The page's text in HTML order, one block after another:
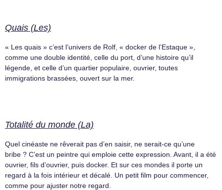
Quais (Les)
« Les quais » c’est l’univers de Rolf, « docker de l’Estaque »,
comme une double identité, celle du port, d’une histoire qu’il
légende, et celle d’un quartier populaire, ouvrier, toutes
immigrations brassées, ouvert sur la mer.
Totalité du monde (La)
Quel cinéaste ne rêverait pas d’en saisir, ne serait-ce qu’une
bribe ? C’est un peintre qui emploie cette expression. Avant, il a été
ouvrier, fils d’ouvrier, puis docker. Et sur ces mondes il porte un
regard à la fois intérieur et décalé. Un petit film pour commencer,
comme pour ajuster notre regard.